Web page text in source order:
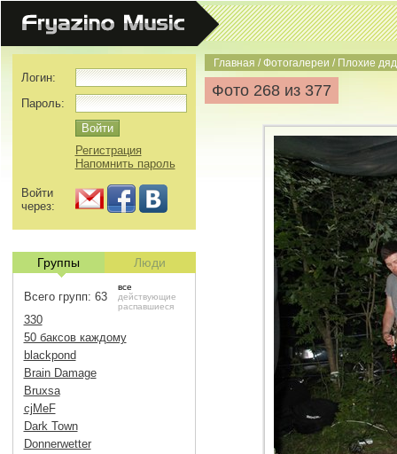
Главная /Фотогалереи / Плохие
Фото 268 из 377
Логин:
Пароль:
Регистрация
Напомнить пароль
Войти
через:
Группы Люди
Всего групп: 63
все
действующие
распавшиеся
330
50 баксов каждому
blackpond
Brain Damage
Bruxsa
cjMeF
Dark Town
Donnerwetter